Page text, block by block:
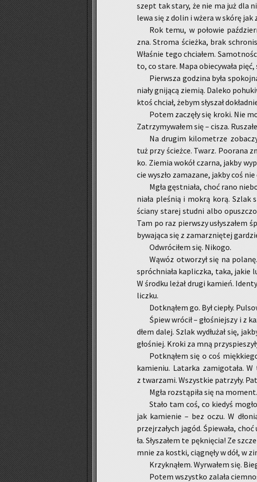
szept tak stary, że nie ma już dla
le­wa się z dolin i wżera w skórę
Rok temu, w po­ło­wie
zna. Stro­ma ścież­ka, brak
Wła­śnie tego chcia­łem.
to, co stare. Mapa obie­cy­wa­ła pięć,
Pierw­sza go­dzi­na była
nia­ły gni­ją­cą zie­mią. Da­le­ko
ktoś chciał, żebym sły­szał
Potem za­czę­ły się kroki. Nie
Za­trzy­my­wa­łem się – cisza.
Na dru­gim ki­lo­me­trze
tuż przy ścież­ce. Twarz. Po­ora­na
ko. Zie­mia wokół czar­na, jakby
cie wy­szło za­ma­za­ne, jakby coś nie
Mgła gęst­nia­ła, choć rano
nia­ła ple­śnią i mokrą korą. Szlak
ścia­ny sta­rej stud­ni albo
Tam po raz pierw­szy usły­sza­łem
by­wa­ją­ca się z za­mar­z­nię­tej
Od­wró­ci­łem się. Ni­ko­go.
Wąwóz otwo­rzył się na
spróch­nia­ła ka­plicz­ka, taka, jakie
W środ­ku leżał drugi ka­mień.
licz­ku.
Do­tkną­łem go. Był cie­pły.
Śpiew wró­cił – gło­śniej­szy i z
dłem dalej. Szlak wy­dłu­żał się,
gło­śniej. Kroki za mną
Po­tkną­łem się o coś
ka­mie­niu. La­tar­ka za­mi­go­ta­ła.
z twa­rza­mi. Wszyst­kie pa­trzy­ły.
Mgła roz­stą­pi­ła się na mo­ment.
Stało tam coś, co kie­dyś
jak ka­mie­nie – bez oczu. W
przej­rza­łych jagód. Śpie­wa­ła,
ła. Sły­sza­łem te pęk­nię­cia! Ze
mnie za kost­ki, cią­gnę­ły w dół, w
Krzyk­ną­łem. Wy­rwa­łem się.
Potem wszyst­ko za­la­ła